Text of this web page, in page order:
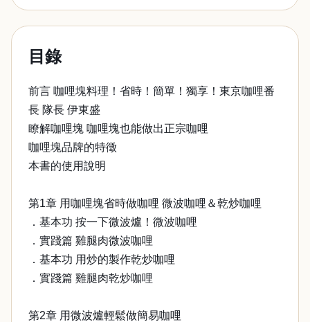
目錄
前言 咖哩塊料理！省時！簡單！獨享！東京咖哩番
長 隊長 伊東盛
瞭解咖哩塊 咖哩塊也能做出正宗咖哩
咖哩塊品牌的特徵
本書的使用說明
第1章 用咖哩塊省時做咖哩 微波咖哩＆乾炒咖哩
．基本功 按一下微波爐！微波咖哩
．實踐篇 雞腿肉微波咖哩
．基本功 用炒的製作乾炒咖哩
．實踐篇 雞腿肉乾炒咖哩
第2章 用微波爐輕鬆做簡易咖哩